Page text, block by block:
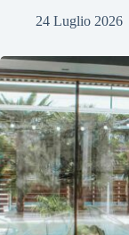
24 Luglio 2026